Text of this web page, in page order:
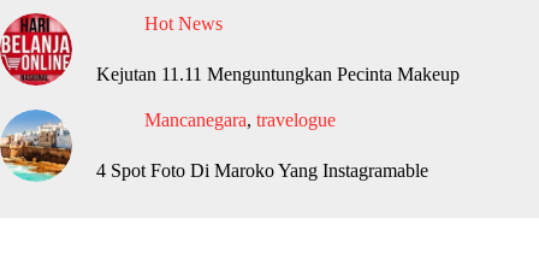
Hot News
Kejutan 11.11 Menguntungkan Pecinta Makeup
Mancanegara, travelogue
4 Spot Foto Di Maroko Yang Instagramable